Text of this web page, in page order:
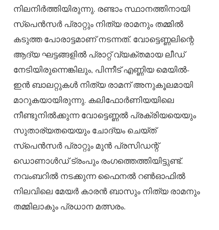
നിലനിർത്തിയിരുന്നു. രണ്ടാം സ്ഥാനത്തിനായി
സ്പെൻസർ പ്രാറ്റും നിത്യ രാമനും തമ്മിൽ
കടുത്ത പോരാട്ടമാണ് നടന്നത്. വോട്ടെണ്ണലിന്റെ
ആദ്യ ഘട്ടങ്ങളിൽ പ്രാറ്റ് വ്യക്തമായ ലീഡ്
നേടിയിരുന്നെങ്കിലും, പിന്നീട് എണ്ണിയ മെയിൽ-
ഇൻ ബാലറ്റുകൾ നിത്യ രാമന് അനുകൂലമായി
മാറുകയായിരുന്നു. കലിഫോർണിയയിലെ
നീണ്ടുനിൽക്കുന്ന വോട്ടെണ്ണൽ പ്രക്രിയയെയും
സുതാര്യതയെയും ചോദ്യം ചെയ്ത്
സ്പെൻസർ പ്രാറ്റും മുൻ പ്രസിഡന്റ്
ഡൊണാൾഡ് ട്രംപും രംഗത്തെത്തിയിട്ടുണ്ട്.
നവംബറിൽ നടക്കുന്ന ഫൈനൽ റൺഓഫിൽ
നിലവിലെ മേയർ കാരൻ ബാസും നിത്യ രാമനും
തമ്മിലാകും പ്രധാന മത്സരം.